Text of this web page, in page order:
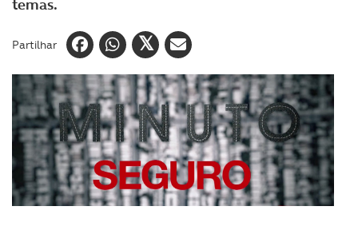
temas.
Partilhar